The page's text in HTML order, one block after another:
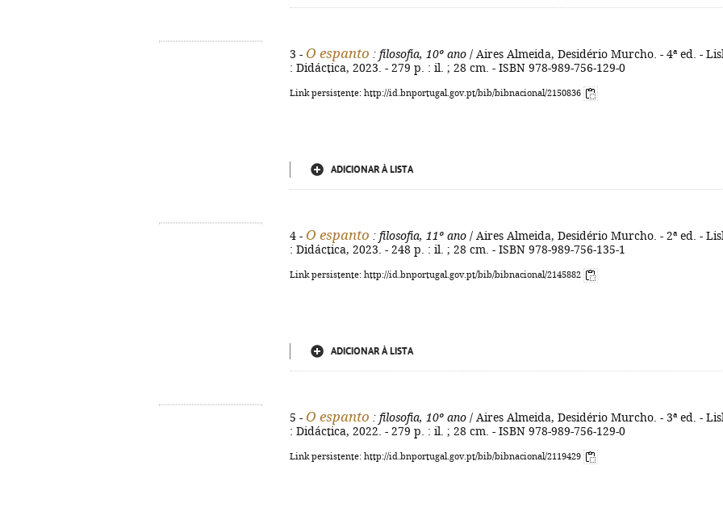
3 - O espanto : filosofia, 10º ano / Aires Almeida, Desidério Murcho. - 4ª ed. -
: Didáctica, 2023. - 279 p. : il. ; 28 cm. - ISBN 978-989-756-129-0
Link persistente: http://id.bnportugal.gov.pt/bib/bibnacional/2150836
ADICIONAR À LISTA
4 - O espanto : filosofia, 11º ano / Aires Almeida, Desidério Murcho. - 2ª ed. -
: Didáctica, 2023. - 248 p. : il. ; 28 cm. - ISBN 978-989-756-135-1
Link persistente: http://id.bnportugal.gov.pt/bib/bibnacional/2145882
ADICIONAR À LISTA
5 - O espanto : filosofia, 10º ano / Aires Almeida, Desidério Murcho. - 3ª ed. -
: Didáctica, 2022. - 279 p. : il. ; 28 cm. - ISBN 978-989-756-129-0
Link persistente: http://id.bnportugal.gov.pt/bib/bibnacional/2119429